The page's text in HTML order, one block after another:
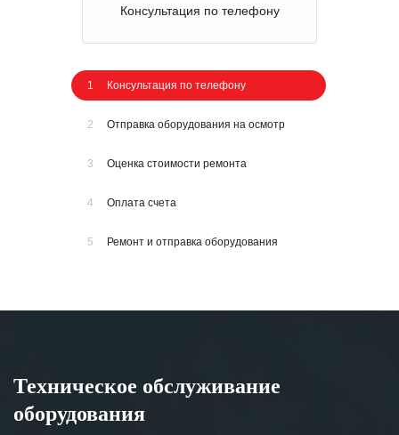
Консультация по телефону
1 Консультация по телефону
2 Отправка оборудования на осмотр
3 Оценка стоимости ремонта
4 Оплата счета
5 Ремонт и отправка оборудования
Техническое обслуживание
оборудования